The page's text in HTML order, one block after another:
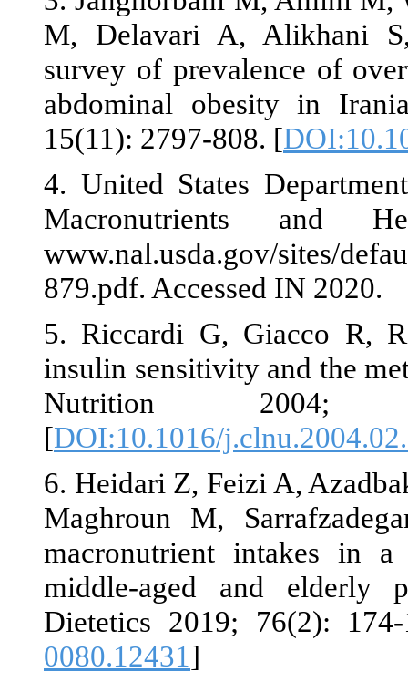
M, Delavari
survey of
abdominal
15(11): 2797-
4. United
879.pdf.
5. Riccardi
insulin
[
6. Heidari Z,
Maghroun